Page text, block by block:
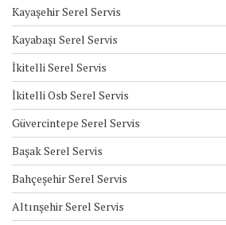
Kayaşehir Serel Servis
Kayabaşı Serel Servis
İkitelli Serel Servis
İkitelli Osb Serel Servis
Güvercintepe Serel Servis
Başak Serel Servis
Bahçeşehir Serel Servis
Altınşehir Serel Servis